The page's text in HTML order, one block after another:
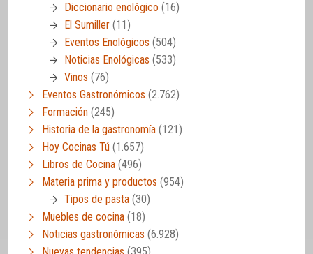
Diccionario enológico (16)
El Sumiller (11)
Eventos Enológicos (504)
Noticias Enológicas (533)
Vinos (76)
Eventos Gastronómicos (2.762)
Formación (245)
Historia de la gastronomía (121)
Hoy Cocinas Tú (1.657)
Libros de Cocina (496)
Materia prima y productos (954)
Tipos de pasta (30)
Muebles de cocina (18)
Noticias gastronómicas (6.928)